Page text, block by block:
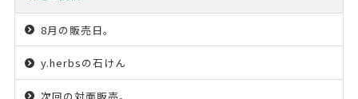
8月の販売日。
y.herbsの石けん